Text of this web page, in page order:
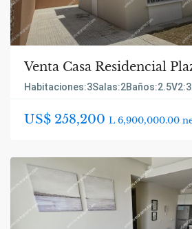
Venta Casa Residencial
Habitaciones:3Salas:2Baños:2.5V2:
US$ 258,200 L 6,900,000.00